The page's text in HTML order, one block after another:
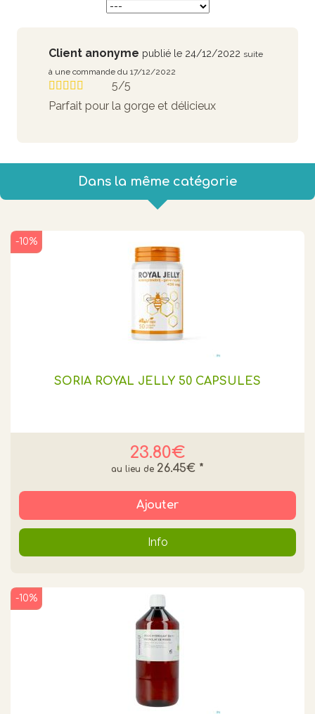
Client anonyme publié le 24/12/2022 suite
à une commande du 17/12/2022
5/5
Parfait pour la gorge et délicieux
Dans la même catégorie
SORIA ROYAL JELLY 50 CAPSULES
23.80€
-10%
26.45€ *
Ajouter
Info
-10%